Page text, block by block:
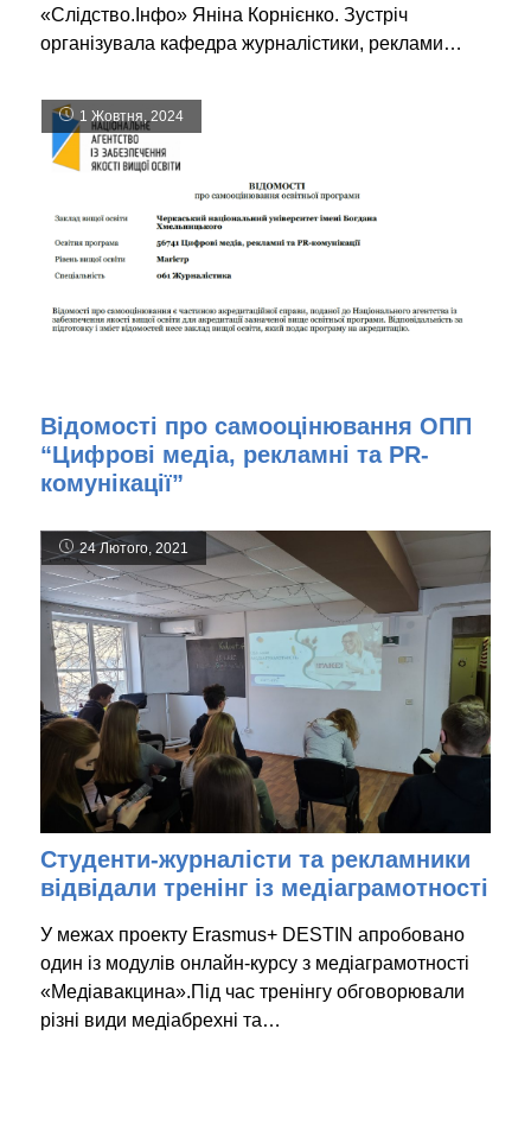
«Слідство.Інфо» Яніна Корнієнко. Зустріч
організувала кафедра журналістики, реклами…
1 Жовтня, 2024
Відомості про самооцінювання ОПП
“Цифрові медіа, рекламні та PR-
комунікації”
24 Лютого, 2021
Студенти-журналісти та рекламники
відвідали тренінг із медіаграмотності
У межах проекту Erasmus+ DESTIN апробовано
один із модулів онлайн-курсу з медіаграмотності
«Медіавакцина».Під час тренінгу обговорювали
різні види медіабрехні та…